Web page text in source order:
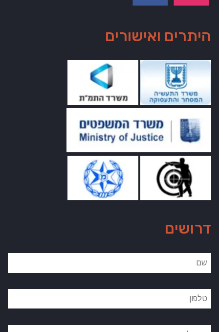
היתרים ואישורים
דרושים